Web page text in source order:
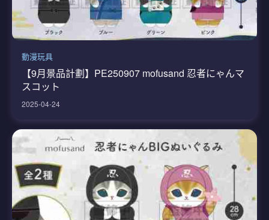
動漫玩具
【9月景品計劃】PE250907 mofusand 忍者にゃんマ
スコット
2025-04-24